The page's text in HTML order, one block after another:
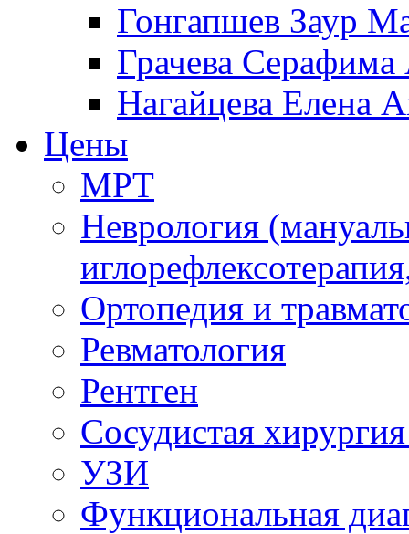
Гонгапшев Заур
Грачева Серафима
Нагайцева Елена
Цены
МРТ
Неврология
Ортопедия и
Ревматология
Рентген
Сосудистая
УЗИ
Функциональная